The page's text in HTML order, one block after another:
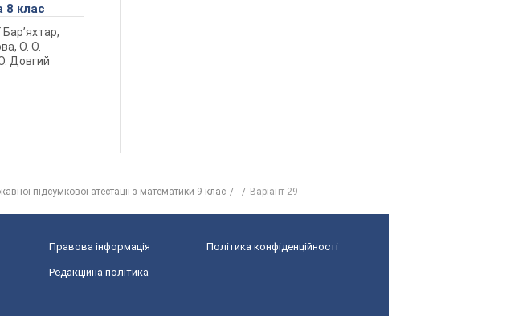
8 клас
Бар’яхтар,
О. О.
Довгий
підсумкової атестації з математики 9 клас Варіант 29
Правова інформація Політика конфіденційності
Редакційна політика